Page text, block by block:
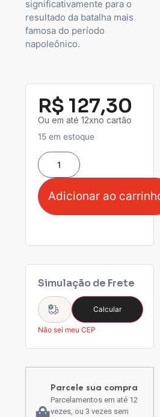
significativamente para o
resultado da batalha mais
famosa do período
napoleônico.
R$ 127,30
Ou em até 12xno cartão
15 em estoque
Adicionar ao
Simulação de Frete
Calcular
Não sei meu CEP
Parcele sua compra
Parcelamentos em até 12
vezes, ou 3 vezes sem